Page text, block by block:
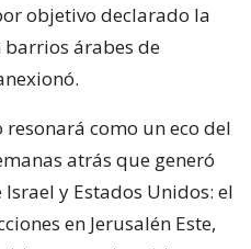
objetivo declarado la
barrios árabes de
como un eco del
atrás que generó
y Estados Unidos: el
en Jerusalén Este,